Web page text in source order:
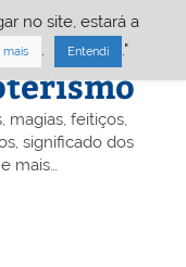
magias, feitiços,
significado dos
mais…
no site, estará a
mais Entendi ."